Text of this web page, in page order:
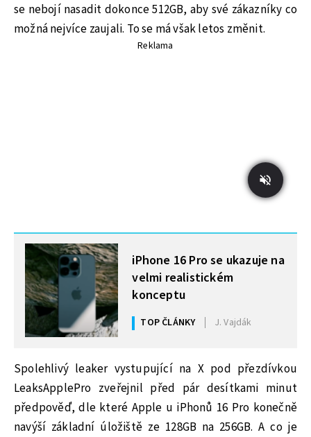
se nebojí nasadit dokonce 512GB, aby své zákazníky co
možná nejvíce zaujali. To se má však letos změnit.
Reklama
MOHLO BY VÁS ZAJÍMAT
iPhone 16 Pro se ukazuje na
velmi realistickém
konceptu
TOP ČLÁNKY J. Vajdák
Spolehlivý leaker vystupující na X pod přezdívkou
LeaksApplePro zveřejnil před pár desítkami minut
předpověď, dle které Apple u iPhonů 16 Pro konečně
navýší základní úložiště ze 128GB na 256GB. A co je